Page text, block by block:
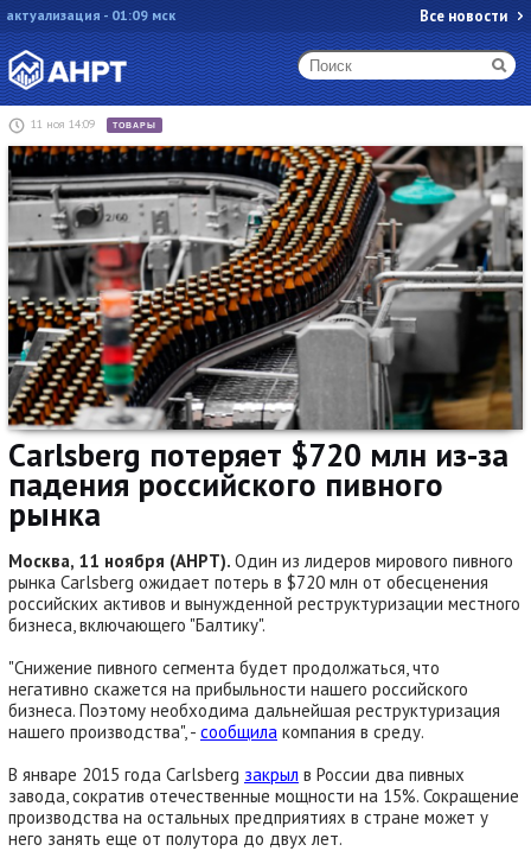
актуализация - 01:09 мск Все новости
11 ноя 14:09 ТОВАРЫ
Carlsberg потеряет $720 млн из-за
падения российского пивного
рынка
Москва, 11 ноября (АНРТ). Один из лидеров мирового пивного
рынка Carlsberg ожидает потерь в $720 млн от обесценения
российских активов и вынужденной реструктуризации местного
бизнеса, включающего "Балтику".
"Снижение пивного сегмента будет продолжаться, что
негативно скажется на прибыльности нашего российского
бизнеса. Поэтому необходима дальнейшая реструктуризация
нашего производства", - сообщила компания в среду.
В январе 2015 года Carlsberg закрыл в России два пивных
завода, сократив отечественные мощности на 15%. Сокращение
производства на остальных предприятиях в стране может у
него занять еще от полутора до двух лет.